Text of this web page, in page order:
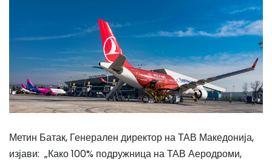
Метин Батак, Генерален директор на ТАВ Македонија,
изјави: „Како 100% подружница на ТАВ Аеродроми,